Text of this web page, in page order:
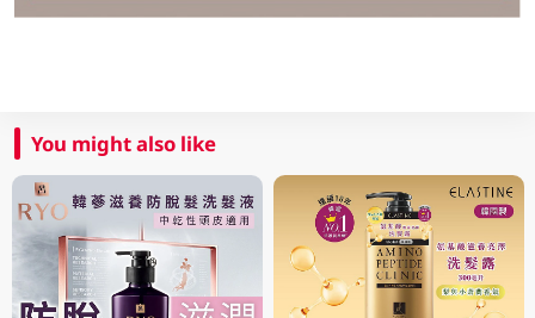
You might also like